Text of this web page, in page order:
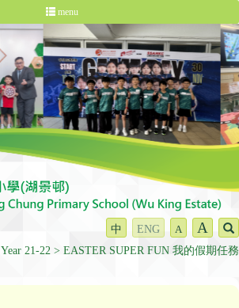
menu
中 ENG A A
Year 21-22
EASTER SUPER FUN 我的假期任務